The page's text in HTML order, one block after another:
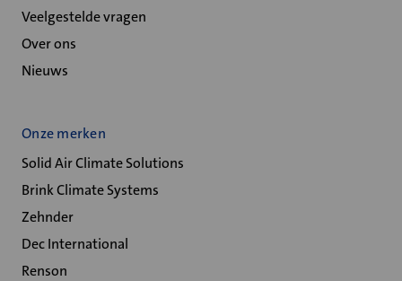
Veelgestelde vragen
Over ons
Nieuws
Onze merken
Solid Air Climate Solutions
Brink Climate Systems
Zehnder
Dec International
Renson